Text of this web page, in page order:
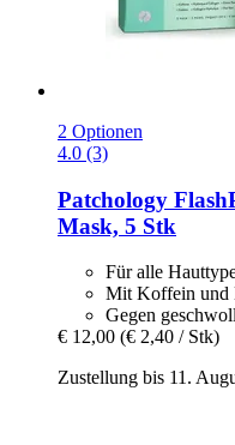
2 Optionen
4.0 (3)
Patchology
Mask, 5 Stk
Für alle
Mit Koffein und
Gegen
€ 12,00 (€ 2,40 / Stk)
Zustellung bis 11.